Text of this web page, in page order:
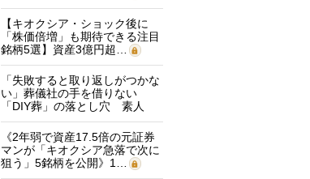
【キオクシア・ショック後に
「株価倍増」も期待できる注目
銘柄5選】資産3億円超…
「失敗すると取り返しがつかな
い」葬儀社の手を借りない
「DIY葬」の落とし穴 素人
に…
《2年弱で資産17.5倍の元証券
マンが「キオクシア急落で次に
狙う」5銘柄を公開》1…